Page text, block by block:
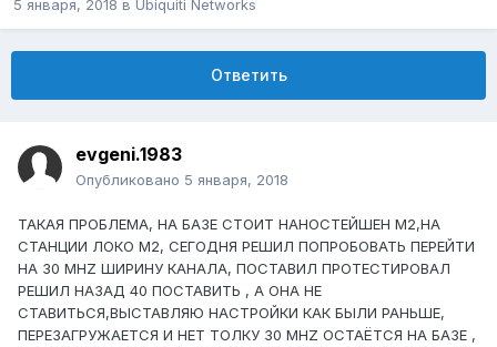
5 января, 2018 в Ubiquiti Networks
Ответить
evgeni.1983
Опубликовано 5 января, 2018
ТАКАЯ ПРОБЛЕМА, НА БАЗЕ СТОИТ НАНОСТЕЙШЕН М2,НА
СТАНЦИИ ЛОКО М2, СЕГОДНЯ РЕШИЛ ПОПРОБОВАТЬ ПЕРЕЙТИ
НА 30 MHZ ШИРИНУ КАНАЛА, ПОСТАВИЛ ПРОТЕСТИРОВАЛ
РЕШИЛ НАЗАД 40 ПОСТАВИТЬ , А ОНА НЕ
СТАВИТЬСЯ,ВЫСТАВЛЯЮ НАСТРОЙКИ КАК БЫЛИ РАНЬШЕ,
ПЕРЕЗАГРУЖАЕТСЯ И НЕТ ТОЛКУ 30 MHZ ОСТАЁТСЯ НА БАЗЕ ,